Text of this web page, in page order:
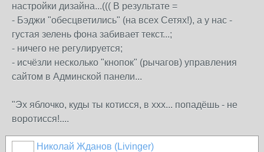
настройки дизайна...((( В результате =
- Бэджи "обесцветились" (на всех Сетях!), а у нас -
густая зелень фона забивает текст...;
- ничего не регулируется;
- исчёзли несколько "кнопок" (рычагов) управления
сайтом в Админской панели...
"Эх яблочко, куды ты котисся, в ххх... попадёшь - не
воротисся!....
Николай Жданов (Livinger)